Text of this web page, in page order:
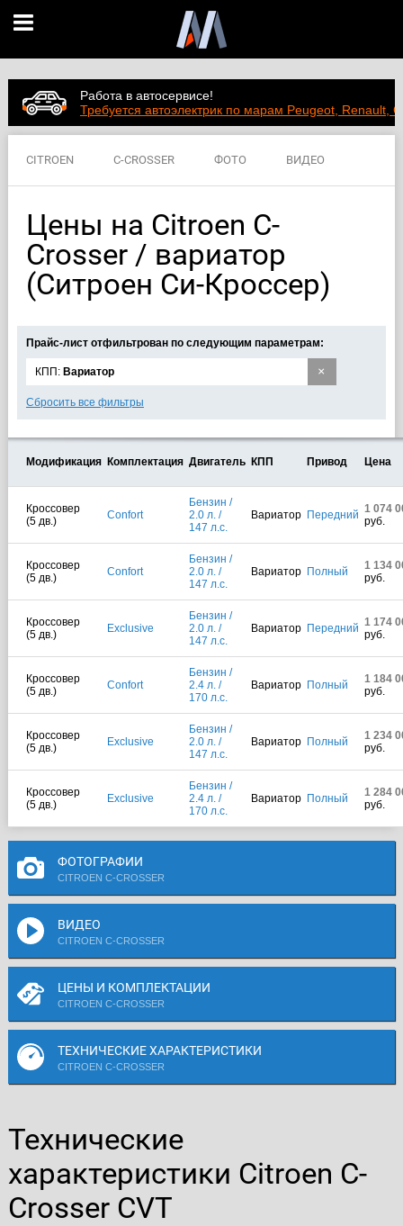
Работа в автосервисе!
Требуется автоэлектрик по марам Peugeot, Renault,
CITROEN C-CROSSER ФОТО ВИДЕО
Цены на Citroen C-
Crosser / вариатор
(Ситроен Си-Кроссер)
Прайс-лист отфильтрован по следующим параметрам:
×
КПП: Вариатор
Сбросить все фильтры
Модификация Комплектация Двигатель КПП Привод Цена
Кроссовер
(5 дв.)
Confort
Бензин /
2.0 л. /
147 л.с.
Вариатор Передний 1 074
руб.
Кроссовер
(5 дв.)
Confort
Бензин /
2.0 л. /
147 л.с.
Вариатор Полный
1 134
руб.
Кроссовер
(5 дв.)
Exclusive
Бензин /
2.0 л. /
147 л.с.
Вариатор Передний 1 174
руб.
Кроссовер
(5 дв.)
Confort
Бензин /
2.4 л. /
170 л.с.
Вариатор Полный
1 184
руб.
Кроссовер
(5 дв.)
Exclusive
Бензин /
2.0 л. /
147 л.с.
Вариатор Полный
1 234
руб.
Кроссовер
(5 дв.)
Exclusive
Бензин /
2.4 л. /
170 л.с.
Вариатор Полный
1 284
руб.
ФОТОГРАФИИ
CITROEN C-CROSSER
ВИДЕО
CITROEN C-CROSSER
ЦЕНЫ И КОМПЛЕКТАЦИИ
CITROEN C-CROSSER
ТЕХНИЧЕСКИЕ ХАРАКТЕРИСТИКИ
CITROEN C-CROSSER
Технические
характеристики Citroen C-
Crosser CVT